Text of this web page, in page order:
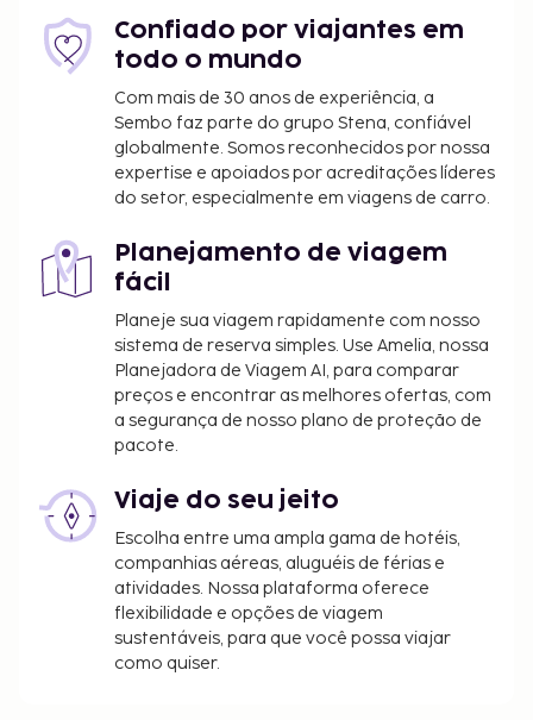
Para recarregar baterias, venha até ao restaurante
dDakota Sioux Casino & Hotel, ou dê um salto até
snack-bar/pastelaria. Termine o dia com uma
bebida refrescante no bar/lounge.
O alojamento irá solicitar-lhe o pagamento dos
seguintes custos. Podem incluir os impostos
Depósito: 50.00 USD por alojamento e por
estadia
Incluímos todas as taxas que o alojamento nos
comunicou.
Confiado por viajantes em
todo o mundo
Com mais de 30 anos de experiência, a
Sembo faz parte do grupo Stena, confiável
globalmente. Somos reconhecidos por nossa
expertise e apoiados por acreditações líderes
do setor, especialmente em viagens de carro.
Planejamento de viagem
fácil
Planeje sua viagem rapidamente com nosso
sistema de reserva simples. Use Amelia, nossa
Planejadora de Viagem AI, para comparar
preços e encontrar as melhores ofertas, com
a segurança de nosso plano de proteção de
pacote.
Viaje do seu jeito
Escolha entre uma ampla gama de hotéis,
companhias aéreas, aluguéis de férias e
atividades. Nossa plataforma oferece
flexibilidade e opções de viagem
sustentáveis, para que você possa viajar
como quiser.